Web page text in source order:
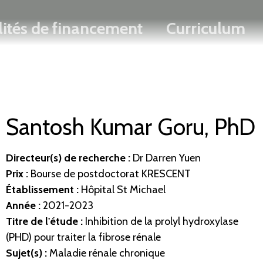
au
contenu
ENGLISH
de financement Curriculum
Santosh Kumar Goru, PhD
Directeur(s) de recherche : Dr Darren Yuen
Prix : Bourse de postdoctorat KRESCENT
Établissement : Hôpital St Michael
Année :2021-2023
Titre de l'étude : Inhibition de la prolyl hydroxylase
(PHD) pour traiter la fibrose rénale
Sujet(s) : Maladie rénale chronique